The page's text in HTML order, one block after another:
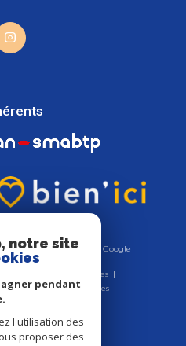
| Traduction powered by Google
|
Mentions légales
Politique RGPD Cookies
notre site
pendant
l'utilisation des
proposer des